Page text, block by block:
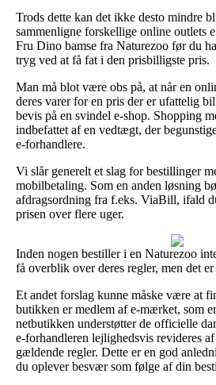
Trods dette kan det ikke desto mindre
sammenligne forskellige online outlets
Fru Dino bamse fra Naturezoo før du
tryg ved at få fat i den prisbilligste pris.
Man må blot være obs på, at når en
deres varer for en pris der er ufattelig
bevis på en svindel e-shop. Shopping
indbefattet af en vedtægt, der
e-forhandlere.
Vi slår generelt et slag for bestillinger
mobilbetaling. Som en anden løsning
afdragsordning fra f.eks. ViaBill, ifald
prisen over flere uger.
Inden nogen bestiller i en Naturezoo
få overblik over deres regler, men det
Et andet forslag kunne måske være at
butikken er medlem af e-mærket, som
netbutikken understøtter de officielle
e-forhandleren lejlighedsvis revideres
gældende regler. Dette er en god
du oplever besvær som følge af din